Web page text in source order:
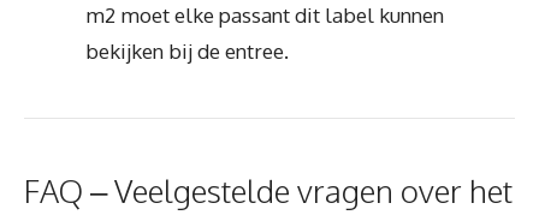
m2 moet elke passant dit label kunnen
bekijken bij de entree.
FAQ – Veelgestelde vragen over het